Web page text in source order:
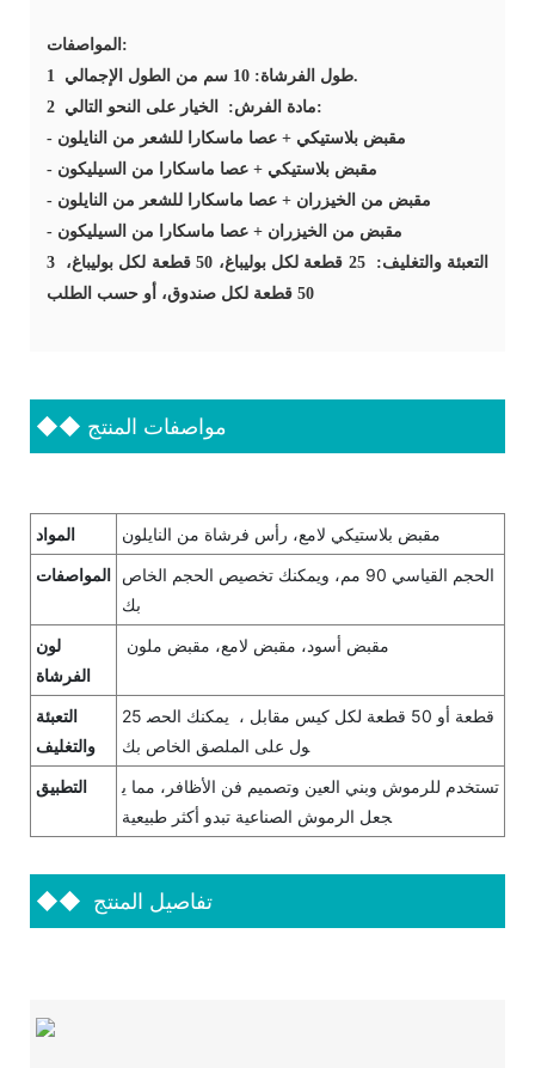
المواصفات:
1
طول الفرشاة: 10 سم من الطول الإجمالي.
2
مادة الفرش: الخيار على النحو التالي:
- مقبض بلاستيكي + عصا ماسكارا للشعر من النايلون
- مقبض بلاستيكي + عصا ماسكارا من السيليكون
- مقبض من الخيزران + عصا ماسكارا للشعر من النايلون
- مقبض من الخيزران + عصا ماسكارا من السيليكون
3
◆◆ مواصفات المنتج
المواد
مقبض بلاستيكي لامع، رأس فرشاة من النايلون
المواصفات الحجم القياسي 90 مم، ويمكنك تخصيص الحجم الخاص
لون
الفرشاة
مقبض أسود، مقبض لامع، مقبض ملون
التعبئة
والتغليف
25 قطعة أو 50 قطعة لكل كيس مقابل ، يمكنك الحص
التطبيق
تستخدم للرموش وبني العين وتصميم فن الأظافر، مما ي
جعل الرموش الصناعية تبدو أكثر طبيعية
◆◆ تفاصيل المنتج